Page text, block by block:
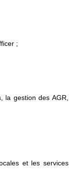
;
gestion des AGR,
et les services